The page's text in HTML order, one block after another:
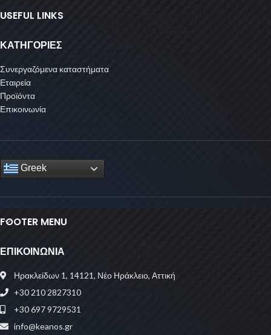
USEFUL LINKS
ΚΑΤΗΓΟΡΙΕΣ
Συνεργαζόμενα καταστήματα
Εταιρεία
Προϊόντα
Επικοινωνία
Greek
FOOTER MENU
ΕΠΙΚΟΙΝΩΝΙΑ
Ηρακλείδων 1, 14121, Νέο Ηράκλειο, Αττική
+30 210 2827310
+30 697 9729531
info@keanos.gr